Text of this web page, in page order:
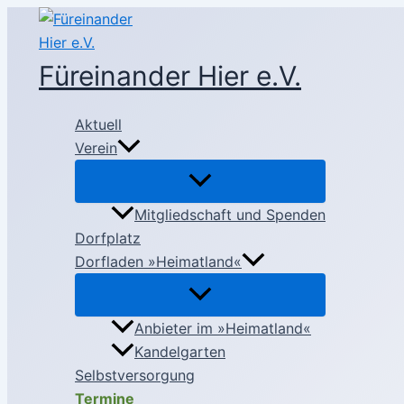
Inhalt
springenFüreinander Hier e.V.
Aktuell
Verein
Mitgliedschaft und Spenden
Dorfplatz
Dorfladen »Heimatland«
Anbieter im »Heimatland«
Kandelgarten
Selbstversorgung
Termine